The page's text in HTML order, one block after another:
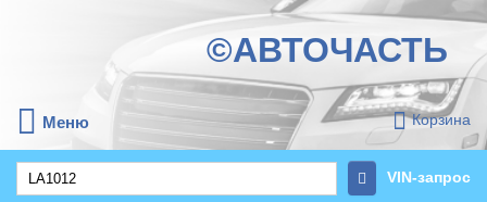
©АВТОЧАСТЬ
Меню Корзина
VIN-запрос